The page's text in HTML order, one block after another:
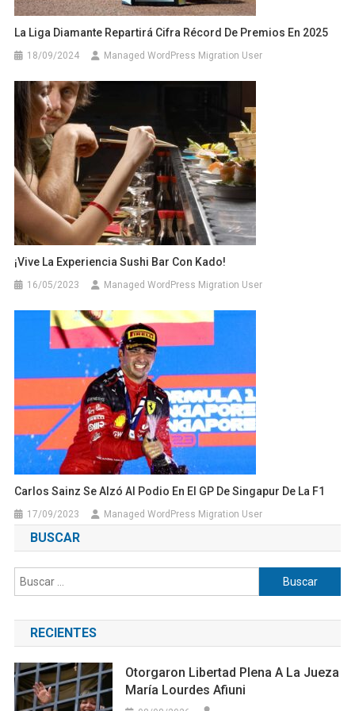
La Liga Diamante Repartirá Cifra Récord De Premios En 2025
18/09/2024 Managed WordPress Migration User
¡Vive La Experiencia Sushi Bar Con Kado!
16/05/2023 Managed WordPress Migration User
Carlos Sainz Se Alzó Al Podio En El GP De Singapur De La F1
17/09/2023 Managed WordPress Migration User
BUSCAR
Buscar:
RECIENTES
Otorgaron Libertad Plena A La Jueza
María Lourdes Afiuni